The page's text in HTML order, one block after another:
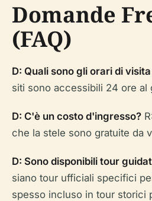
Domande
(FAQ)
D: Quali sono gli orari di
siti sono accessibili 24 ore al
D: C'è un costo d'ingresso?
che la stele sono gratuite da
D: Sono disponibili tour
siano tour ufficiali specifici
spesso incluso in tour storici